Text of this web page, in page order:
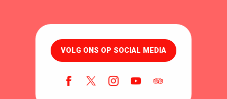
VOLG ONS OP SOCIAL MEDIA